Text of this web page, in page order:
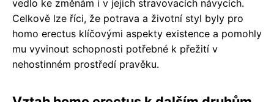
vedlo ke změnám i v jejich stravovacích návycích.
Celkově lze říci, že potrava a životní styl byly pro
homo erectus klíčovými aspekty existence a pomohly
mu vyvinout schopnosti potřebné k přežití v
nehostinném prostředí pravěku.